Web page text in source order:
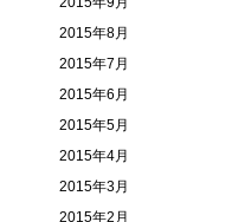
2015年8月
2015年7月
2015年6月
2015年5月
2015年4月
2015年3月
2015年2月